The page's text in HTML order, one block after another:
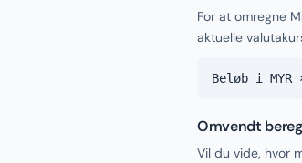
For at omregne
aktuelle
Beløb i MYR
Omvendt
Vil du vide, hvor